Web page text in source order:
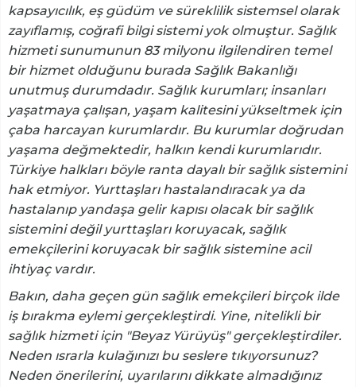
kapsayıcılık, eş güdüm ve süreklilik sistemsel olarak
zayıflamış, coğrafi bilgi sistemi yok olmuştur. Sağlık
hizmeti sunumunun 83 milyonu ilgilendiren temel
bir hizmet olduğunu burada Sağlık Bakanlığı
unutmuş durumdadır. Sağlık kurumları; insanları
yaşatmaya çalışan, yaşam kalitesini yükseltmek için
çaba harcayan kurumlardır. Bu kurumlar doğrudan
yaşama değmektedir, halkın kendi kurumlarıdır.
Türkiye halkları böyle ranta dayalı bir sağlık sistemini
hak etmiyor. Yurttaşları hastalandıracak ya da
hastalanıp yandaşa gelir kapısı olacak bir sağlık
sistemini değil yurttaşları koruyacak, sağlık
emekçilerini koruyacak bir sağlık sistemine acil
ihtiyaç vardır.
Bakın, daha geçen gün sağlık emekçileri birçok ilde
iş bırakma eylemi gerçekleştirdi. Yine, nitelikli bir
sağlık hizmeti için "Beyaz Yürüyüş" gerçekleştirdiler.
Neden ısrarla kulağınızı bu seslere tıkıyorsunuz?
Neden önerilerini, uyarılarını dikkate almadığınız